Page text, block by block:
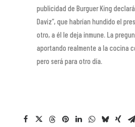
publicidad de Burguer King
Daviz”, que habrían hundido el
otro, a él le deja inmune. La
aportando realmente a la cocina
pero será para otro día.